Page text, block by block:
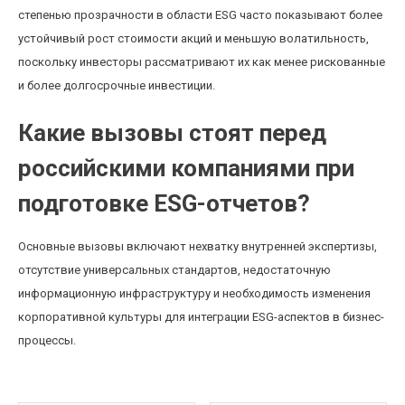
степенью прозрачности в области ESG часто показывают более
устойчивый рост стоимости акций и меньшую волатильность,
поскольку инвесторы рассматривают их как менее рискованные
и более долгосрочные инвестиции.
Какие вызовы стоят перед
российскими компаниями при
подготовке ESG-отчетов?
Основные вызовы включают нехватку внутренней экспертизы,
отсутствие универсальных стандартов, недостаточную
информационную инфраструктуру и необходимость изменения
корпоративной культуры для интеграции ESG-аспектов в бизнес-
процессы.